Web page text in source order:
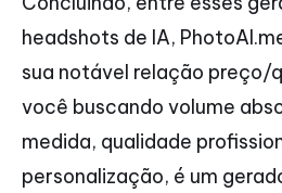
headshots de IA,
sua notável relação preço/
você buscando volume
medida, qualidade
personalização, é um